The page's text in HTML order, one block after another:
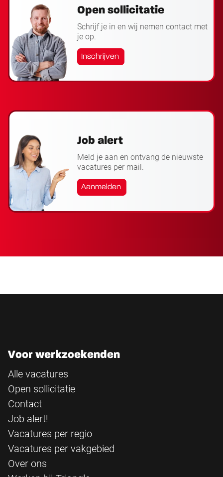
Open sollicitatie
Schrijf je in en wij nemen contact met
je op.
Inschrijven
Job alert
Meld je aan en ontvang de nieuwste
vacatures per mail.
Aanmelden
Voor werkzoekenden
Alle vacatures
Open sollicitatie
Contact
Job alert!
Vacatures per regio
Vacatures per vakgebied
Over ons